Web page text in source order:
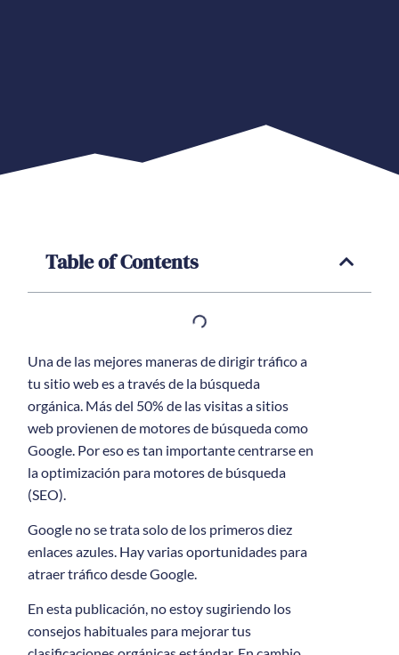
Una de las mejores maneras de dirigir tráfico a
tu sitio web es a través de la búsqueda
orgánica. Más del 50% de las visitas a sitios
web provienen de motores de búsqueda como
Google. Por eso es tan importante centrarse en
la optimización para motores de búsqueda
(SEO).
Google no se trata solo de los primeros diez
enlaces azules. Hay varias oportunidades para
atraer tráfico desde Google.
En esta publicación, no estoy sugiriendo los
consejos habituales para mejorar tus
Table of Contents